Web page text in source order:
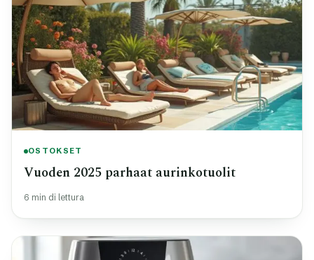
OSTOKSET
Vuoden 2025 parhaat aurinkotuolit
6 min di lettura